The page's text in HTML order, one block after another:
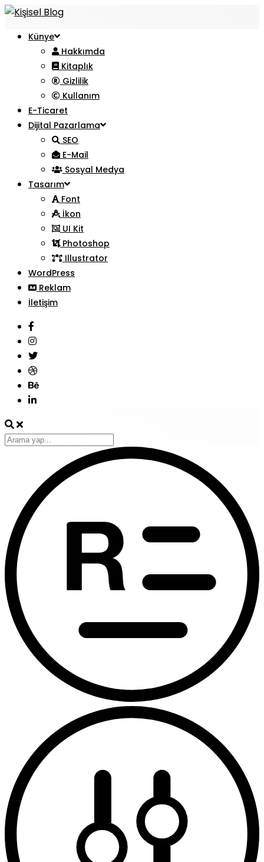
Künye
Hakkımda
Kitaplık
Gizlilik
Kullanım
E-Ticaret
Dijital Pazarlama
SEO
E-Mail
Sosyal Medya
Tasarım
Font
İkon
UI Kit
Photoshop
Illustrator
WordPress
Reklam
İletişim